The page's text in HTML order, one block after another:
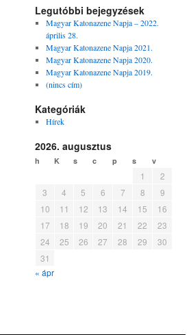
kiemelkedő teljesítménye elismeréseként
Egressy Béni-díjat adományozott
Csizmadia …
Legutóbbi bejegyzések
Magyar Katonazene Napja – 2022.
április 28.
Magyar Katonazene Napja 2021.
Magyar Katonazene Napja 2020.
Magyar Katonazene Napja 2019.
(nincs cím)
Kategóriák
Hírek
2026. augusztus
h K s c p s v
1
2
3
4 5 6 7 8
9
10
11 12 13 14 15
16
17
18 19 20 21 22
23
24
25 26 27 28 29
30
31
« ápr